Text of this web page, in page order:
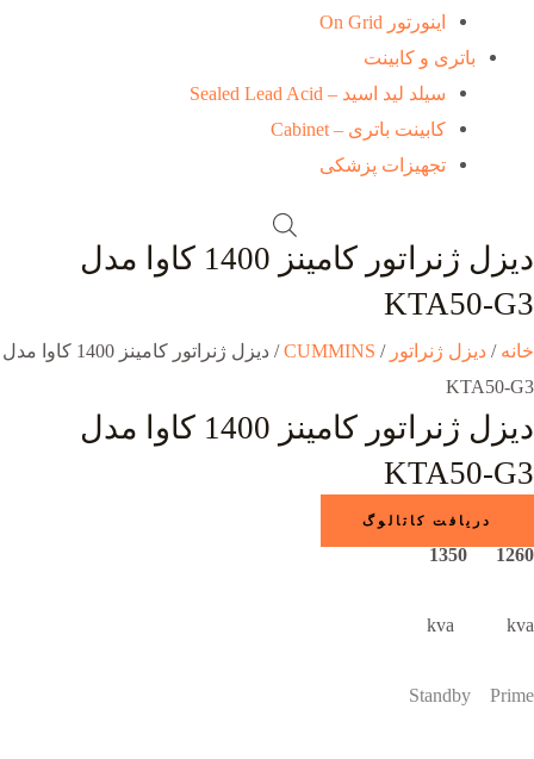
اینورتور On Grid
باتری و کابینت
سیلد لید اسید – Sealed Lead Acid
کابینت باتری – Cabinet
تجهیزات پزشکی
دیزل ژنراتور کامینز 1400 کاوا مدل
KTA50-G3
خانه / دیزل ژنراتور /
CUMMINS
/ دیزل ژنراتور کامینز 1400 کاوا مدل
KTA50-G3
دیزل ژنراتور کامینز 1400 کاوا مدل
KTA50-G3
دریافت کاتالوگ
1260 1350
kva kva
Standby Prime